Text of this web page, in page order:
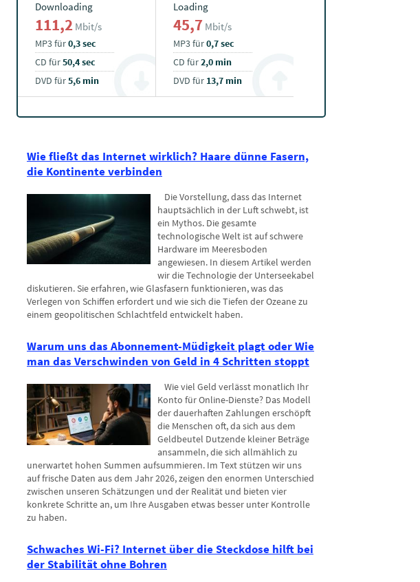
Downloading
111,2 Mbit/s
MP3 für0,3 sec
CD für50,4 sec
DVD für5,6 min
Loading
45,7 Mbit/s
MP3 für0,7 sec
CD für2,0 min
DVD für 13,7 min
Wie fließt das Internet wirklich? Haare dünne Fasern,
die Kontinente verbinden
Die Vorstellung, dass das Internet
hauptsächlich in der Luft schwebt, ist
ein Mythos. Die gesamte
technologische Welt ist auf schwere
Hardware im Meeresboden
angewiesen. In diesem Artikel werden
wir die Technologie der Unterseekabel
diskutieren. Sie erfahren, wie Glasfasern funktionieren, was das
Verlegen von Schiffen erfordert und wie sich die Tiefen der Ozeane zu
einem geopolitischen Schlachtfeld entwickelt haben.
Warum uns das Abonnement-Müdigkeit plagt oder Wie
man das Verschwinden von Geld in 4 Schritten stoppt
Wie viel Geld verlässt monatlich Ihr
Konto für Online-Dienste? Das Modell
der dauerhaften Zahlungen erschöpft
die Menschen oft, da sich aus dem
Geldbeutel Dutzende kleiner Beträge
ansammeln, die sich allmählich zu
unerwartet hohen Summen aufsummieren. Im Text stützen wir uns
auf frische Daten aus dem Jahr 2026, zeigen den enormen Unterschied
zwischen unseren Schätzungen und der Realität und bieten vier
konkrete Schritte an, um Ihre Ausgaben etwas besser unter Kontrolle
zu haben.
Schwaches Wi-Fi? Internet über die Steckdose hilft bei
der Stabilität ohne Bohren